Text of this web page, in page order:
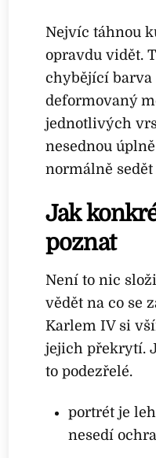
Nejvíc táhnou
opravdu vidět.
chybějící barva
deformovaný
jednotlivých
nesednou
normálně
Jak
poznat
Není to nic
vědět na co se
Karlem IV si
jejich překrytí.
to podezřelé.
portrét je
nesedí